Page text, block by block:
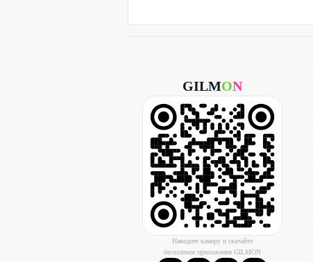
GILMON
Наведите камеру и скачайте
бесплатное приложение GILMON